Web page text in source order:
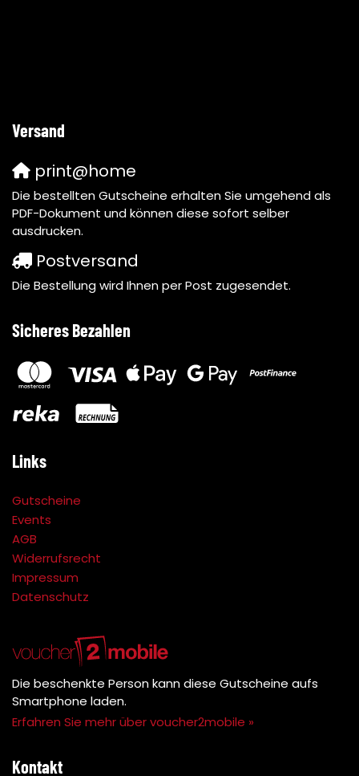
Versand
print@home
Die bestellten Gutscheine erhalten Sie umgehend als
PDF-Dokument und können diese sofort selber
ausdrucken.
Postversand
Die Bestellung wird Ihnen per Post zugesendet.
Sicheres Bezahlen
Links
Gutscheine
Events
AGB
Widerrufsrecht
Impressum
Datenschutz
Die beschenkte Person kann diese Gutscheine aufs
Smartphone laden.
Erfahren Sie mehr über voucher2mobile »
Kontakt